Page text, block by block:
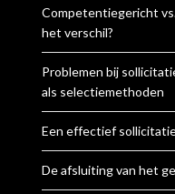
Competentiegericht
het verschil?
Problemen bij
als selectiemethoden
Een effectief
De afsluiting van het